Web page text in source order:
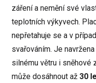
záření a nemění své
teplotních výkyvech.
nepřetahuje se a v
svařováním. Je
silnému větru i sněhové
může dosáhnout až 30